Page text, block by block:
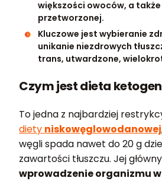
większości owoców, a
przetworzonej.
Kluczowe jest wybieranie
unikanie niezdrowych
trans, utwardzone,
Czym jest dieta
To jedna z najbardziej
diety niskowęglowodanowej
węgli spada nawet do 20 g
zawartości tłuszczu. Jej
wprowadzenie organizmu